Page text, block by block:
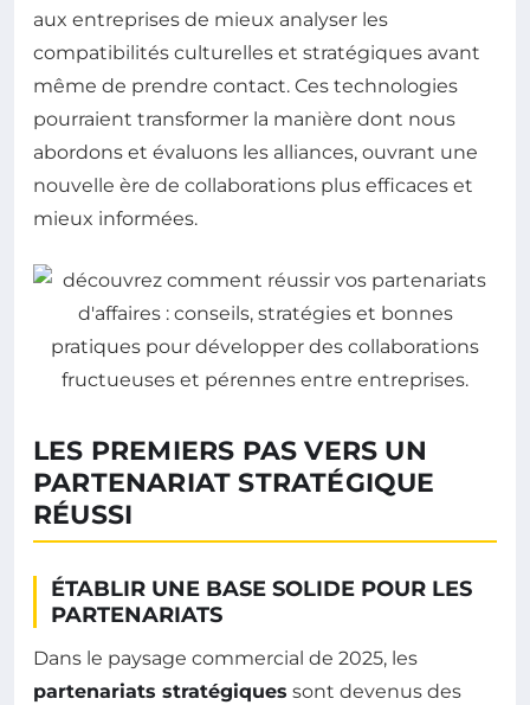
aux entreprises de mieux analyser les
compatibilités culturelles et stratégiques avant
même de prendre contact. Ces technologies
pourraient transformer la manière dont nous
abordons et évaluons les alliances, ouvrant une
nouvelle ère de collaborations plus efficaces et
mieux informées.
LES PREMIERS PAS VERS UN
PARTENARIAT STRATÉGIQUE
RÉUSSI
ÉTABLIR UNE BASE SOLIDE POUR LES
PARTENARIATS
Dans le paysage commercial de 2025, les
partenariats stratégiques sont devenus des